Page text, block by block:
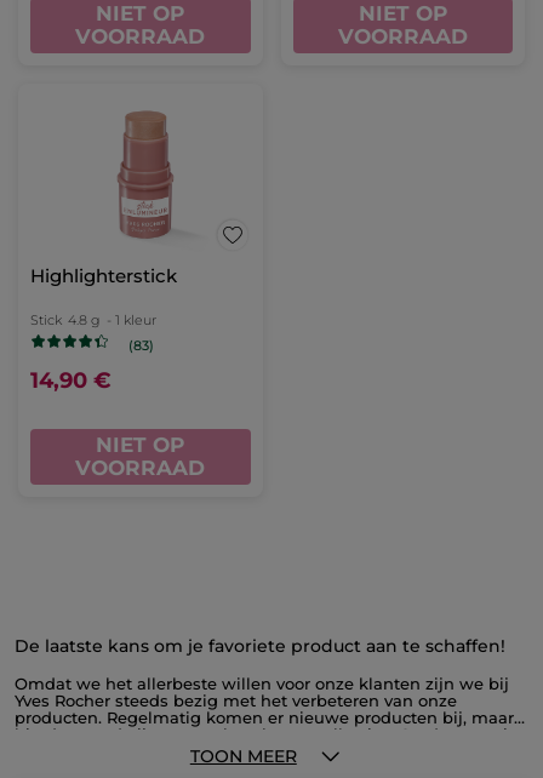
NIET OP
VOORRAAD
NIET OP
VOORRAAD
Highlighterstick
Stick 4.8 g - 1 kleur
(83)
14,90 €
NIET OP
VOORRAAD
De laatste kans om je favoriete product aan te schaffen!
Omdat we het allerbeste willen voor onze klanten zijn we bij
Yves Rocher steeds bezig met het verbeteren van onze
producten. Regelmatig komen er nieuwe producten bij, maar
hierdoor verdwijnen er ook wel eens collecties. Op deze pagina
vind je alle producten die uit het assortiment verdwijnen, voor
ongezien lage prijzen. Profiteer nu van onze outlet en schaf
TOON MEER